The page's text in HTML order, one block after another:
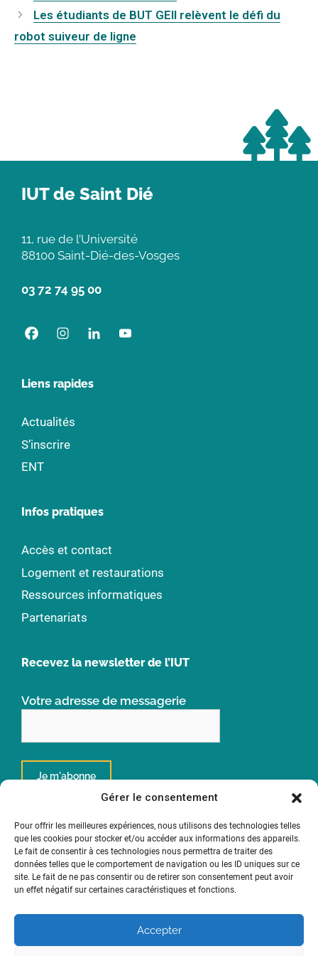
Gérer le consentement
Pour offrir les meilleures expériences, nous utilisons des technologies telles
que les cookies pour stocker et/ou accéder aux informations des appareils.
Le fait de consentir à ces technologies nous permettra de traiter des
données telles que le comportement de navigation ou les ID uniques sur ce
site. Le fait de ne pas consentir ou de retirer son consentement peut avoir
un effet négatif sur certaines caractéristiques et fonctions.
Accepter
Les étudiants de BUT GEII relèvent le défi du
robot suiveur de ligne
IUT de Saint Dié
11, rue de l’Université
88100 Saint-Dié-des-Vosges
03 72 74 95 00
Liens rapides
Actualités
S’inscrire
ENT
Infos pratiques
Accès et contact
Logement et restaurations
Ressources informatiques
Partenariats
Recevez la newsletter de l’IUT
Votre adresse de messagerie
Un institut de